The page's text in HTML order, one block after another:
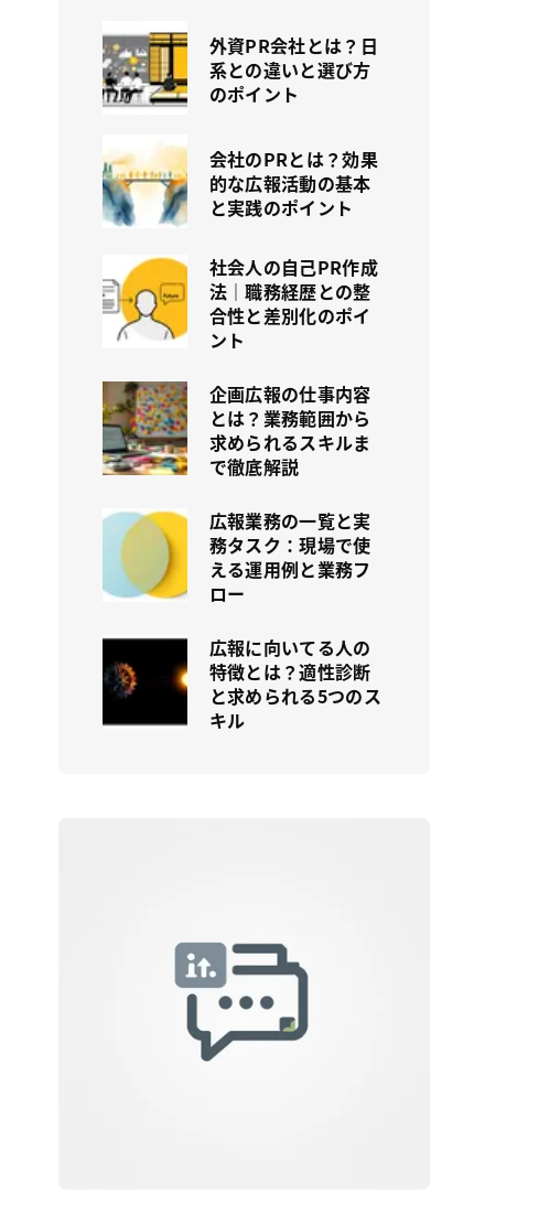
外資PR会社とは？日
系との違いと選び方
のポイント
会社のPRとは？効果
的な広報活動の基本
と実践のポイント
社会人の自己PR作成
法｜職務経歴との整
合性と差別化のポイ
ント
企画広報の仕事内容
とは？業務範囲から
求められるスキルま
で徹底解説
広報業務の一覧と実
務タスク：現場で使
える運用例と業務フ
ロー
広報に向いてる人の
特徴とは？適性診断
と求められる5つのス
キル